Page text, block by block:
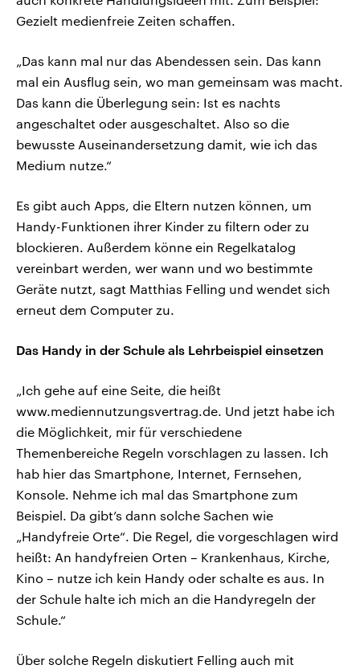
Gezielt medienfreie Zeiten schaffen.
„Das kann mal nur das Abendessen sein. Das kann
mal ein Ausflug sein, wo man gemeinsam was macht.
Das kann die Überlegung sein: Ist es nachts
angeschaltet oder ausgeschaltet. Also so die
bewusste Auseinandersetzung damit, wie ich das
Medium nutze.“
Es gibt auch Apps, die Eltern nutzen können, um
Handy-Funktionen ihrer Kinder zu filtern oder zu
blockieren. Außerdem könne ein Regelkatalog
vereinbart werden, wer wann und wo bestimmte
Geräte nutzt, sagt Matthias Felling und wendet sich
erneut dem Computer zu.
Das Handy in der Schule als Lehrbeispiel einsetzen
„Ich gehe auf eine Seite, die heißt
www.mediennutzungsvertrag.de. Und jetzt habe ich
die Möglichkeit, mir für verschiedene
Themenbereiche Regeln vorschlagen zu lassen. Ich
hab hier das Smartphone, Internet, Fernsehen,
Konsole. Nehme ich mal das Smartphone zum
Beispiel. Da gibt’s dann solche Sachen wie
„Handyfreie Orte“. Die Regel, die vorgeschlagen wird
heißt: An handyfreien Orten – Krankenhaus, Kirche,
Kino – nutze ich kein Handy oder schalte es aus. In
der Schule halte ich mich an die Handyregeln der
Schule.“
Über solche Regeln diskutiert Felling auch mit